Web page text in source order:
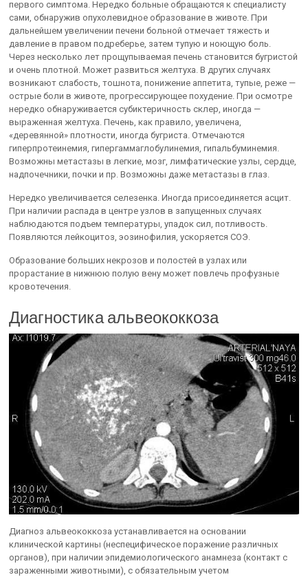
первого симптома. Нередко больные обращаются к специалисту
сами, обнаружив опухолевидное образование в животе. При
дальнейшем увеличении печени больной отмечает тяжесть и
давление в правом подреберье, затем тупую и ноющую боль.
Через несколько лет прощупываемая печень становится бугристой
и очень плотной. Может развиться желтуха. В других случаях
возникают слабость, тошнота, понижение аппетита, тупые, реже —
острые боли в животе, прогрессирующее похудение. При осмотре
нередко обнаруживается субиктеричность склер, иногда —
выраженная желтуха. Печень, как правило, увеличена,
«деревянной» плотности, иногда бугриста. Отмечаются
гиперпротеинемия, гипергаммаглобулинемия, гипальбуминемия.
Возможны метастазы в легкие, мозг, лимфатические узлы, сердце,
надпочечники, почки и пр. Возможны даже метастазы в глаз.
Нередко увеличивается селезенка. Иногда присоединяется асцит.
При наличии распада в центре узлов в запущенных случаях
наблюдаются подъем температуры, упадок сил, потливость.
Появляются лейкоцитоз, эозинофилия, ускоряется СОЭ.
Образование больших некрозов и полостей в узлах или
прорастание в нижнюю полую вену может повлечь профузные
кровотечения.
Диагностика альвеококкоза
Диагноз альвеококкоза устанавливается на основании
клинической картины (неспецифическое поражение различных
органов), при наличии эпидемиологического анамнеза (контакт с
зараженными животными), с обязательным учетом